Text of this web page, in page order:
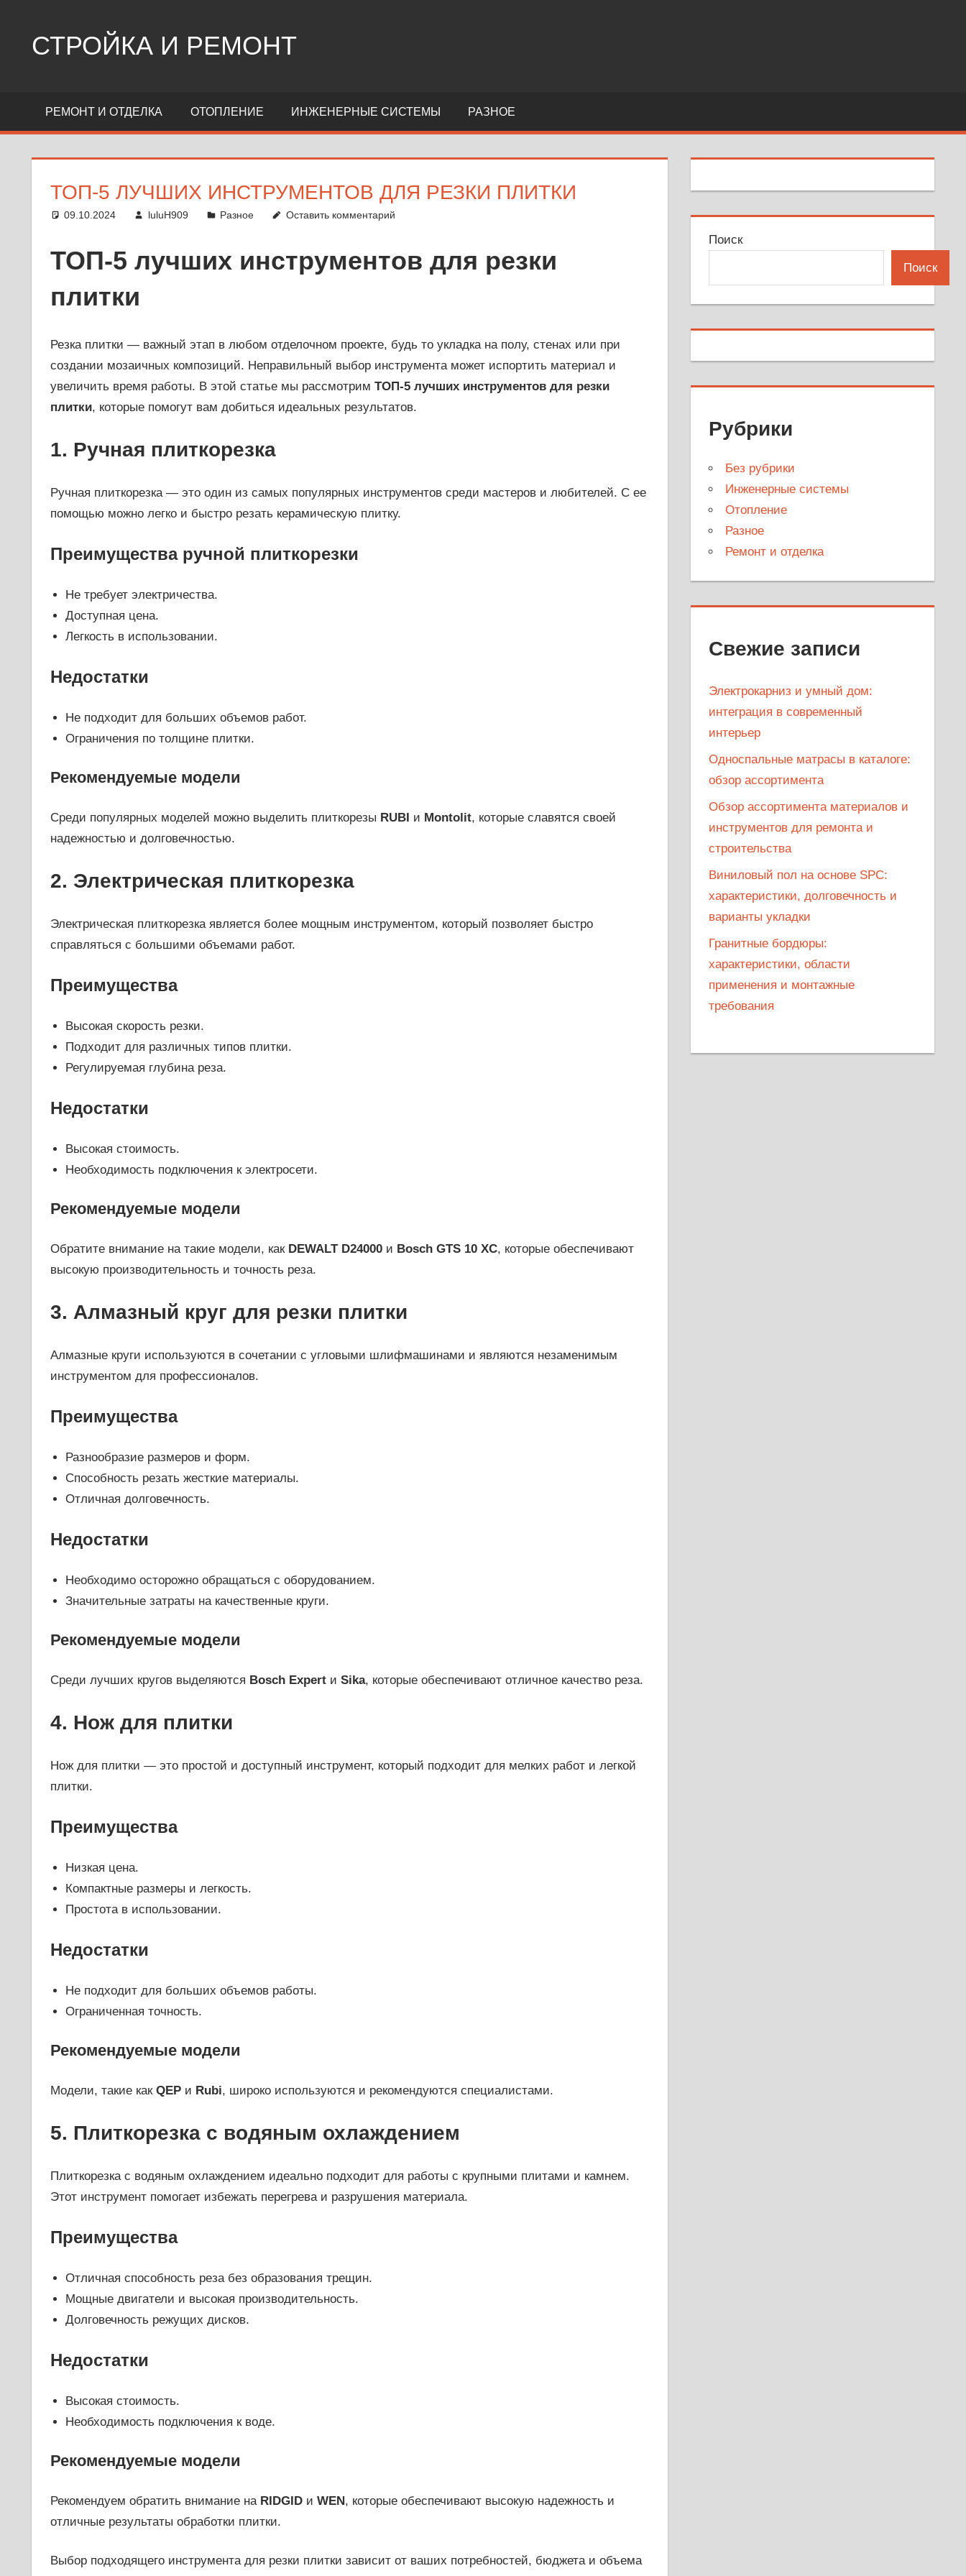
содержимому
СТРОЙКА И РЕМОНТ
стройке,
ремонте,
РЕМОНТ И ОТДЕЛКА ОТОПЛЕНИЕ ИНЖЕНЕРНЫЕ СИСТЕМЫ РАЗНОЕ
ТОП-5 ЛУЧШИХ ИНСТРУМЕНТОВ ДЛЯ РЕЗКИ ПЛИТКИ
09.10.2024 luluH909 Разное Оставить комментарий
ТОП-5 лучших инструментов для резки
плитки
Резка плитки — важный этап в любом отделочном проекте, будь то укладка на полу, стенах или при
создании мозаичных композиций. Неправильный выбор инструмента может испортить материал и
увеличить время работы. В этой статье мы рассмотрим ТОП-5 лучших инструментов для резки
плитки, которые помогут вам добиться идеальных результатов.
1. Ручная плиткорезка
Ручная плиткорезка — это один из самых популярных инструментов среди мастеров и любителей. С ее
помощью можно легко и быстро резать керамическую плитку.
Преимущества ручной плиткорезки
Не требует электричества.
Доступная цена.
Легкость в использовании.
Недостатки
Не подходит для больших объемов работ.
Ограничения по толщине плитки.
Рекомендуемые модели
Среди популярных моделей можно выделить плиткорезы RUBI и Montolit, которые славятся своей
надежностью и долговечностью.
2. Электрическая плиткорезка
Электрическая плиткорезка является более мощным инструментом, который позволяет быстро
справляться с большими объемами работ.
Преимущества
Высокая скорость резки.
Подходит для различных типов плитки.
Регулируемая глубина реза.
Недостатки
Высокая стоимость.
Необходимость подключения к электросети.
Рекомендуемые модели
Обратите внимание на такие модели, как DEWALT D24000и Bosch GTS 10 XC, которые обеспечивают
высокую производительность и точность реза.
3. Алмазный круг для резки плитки
Алмазные круги используются в сочетании с угловыми шлифмашинами и являются незаменимым
инструментом для профессионалов.
Преимущества
Разнообразие размеров и форм.
Способность резать жесткие материалы.
Отличная долговечность.
Недостатки
Необходимо осторожно обращаться с оборудованием.
Значительные затраты на качественные круги.
Рекомендуемые модели
Среди лучших кругов выделяются Bosch Expertи Sika, которые обеспечивают отличное качество реза.
4. Нож для плитки
Нож для плитки — это простой и доступный инструмент, который подходит для мелких работ и легкой
плитки.
Преимущества
Низкая цена.
Компактные размеры и легкость.
Простота в использовании.
Недостатки
Не подходит для больших объемов работы.
Ограниченная точность.
Рекомендуемые модели
Модели, такие как QEPи Rubi, широко используются и рекомендуются специалистами.
5. Плиткорезка с водяным охлаждением
Плиткорезка с водяным охлаждением идеально подходит для работы с крупными плитами и камнем.
Этот инструмент помогает избежать перегрева и разрушения материала.
Преимущества
Отличная способность реза без образования трещин.
Мощные двигатели и высокая производительность.
Долговечность режущих дисков.
Недостатки
Высокая стоимость.
Необходимость подключения к воде.
Рекомендуемые модели
Рекомендуем обратить внимание на RIDGIDи WEN, которые обеспечивают высокую надежность и
отличные результаты обработки плитки.
Выбор подходящего инструмента для резки плитки зависит от ваших потребностей, бюджета и объема
Поиск
Поиск
Рубрики
Без рубрики
Инженерные системы
Отопление
Разное
Ремонт и отделка
Свежие записи
Электрокарниз и умный дом:
интеграция в современный
интерьер
Односпальные матрасы в каталоге:
обзор ассортимента
Обзор ассортимента материалов и
инструментов для ремонта и
строительства
Виниловый пол на основе SPC:
характеристики, долговечность и
варианты укладки
Гранитные бордюры:
характеристики, области
применения и монтажные
требования